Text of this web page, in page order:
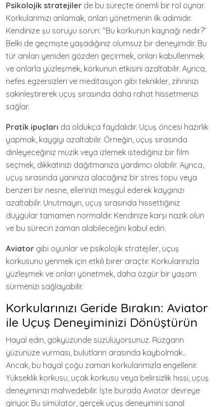
Psikolojik stratejiler de bu süreçte önemli bir rol oynar.
Korkularımızı anlamak, onları yönetmenin ilk adımıdır.
Kendinize şu soruyu sorun: “Bu korkunun kaynağı nedir?”
Belki de geçmişte yaşadığınız olumsuz bir deneyimdir. Bu
tür anıları yeniden gözden geçirmek, onları kabullenmek
ve onlarla yüzleşmek, korkunun etkisini azaltabilir. Ayrıca,
nefes egzersizleri ve meditasyon gibi teknikler, zihninizi
sakinleştirerek uçuş sırasında daha rahat hissetmenizi
sağlar.
Pratik ipuçları da oldukça faydalıdır. Uçuş öncesi hazırlık
yapmak, kaygıyı azaltabilir. Örneğin, uçuş sırasında
dinleyeceğiniz müzik veya izlemek istediğiniz bir film
seçmek, dikkatinizi dağıtmanıza yardımcı olabilir. Ayrıca,
uçuş sırasında yanınıza alacağınız bir stres topu veya
benzeri bir nesne, ellerinizi meşgul ederek kaygınızı
azaltabilir. Unutmayın, uçuş sırasında hissettiğiniz
duygular tamamen normaldir. Kendinize karşı nazik olun
ve bu sürecin zaman alabileceğini kabul edin.
Aviator gibi oyunlar ve psikolojik stratejiler, uçuş
korkusunu yenmek için etkili birer araçtır. Korkularınızla
yüzleşmek ve onları yönetmek, daha özgür bir yaşam
sürmenizi sağlayabilir.
Korkularınızı Geride Bırakın: Aviator
ile Uçuş Deneyiminizi Dönüştürün
Hayal edin, gökyüzünde süzülüyorsunuz. Rüzgarın
yüzünüze vurması, bulutların arasında kaybolmak…
Ancak, bu hayal çoğu zaman korkularımızla engellenir.
Yükseklik korkusu, uçak korkusu veya belirsizlik hissi, uçuş
deneyiminizi mahvedebilir. İşte burada Aviator devreye
giriyor. Bu simülatör, gerçek uçuş deneyimini sanal